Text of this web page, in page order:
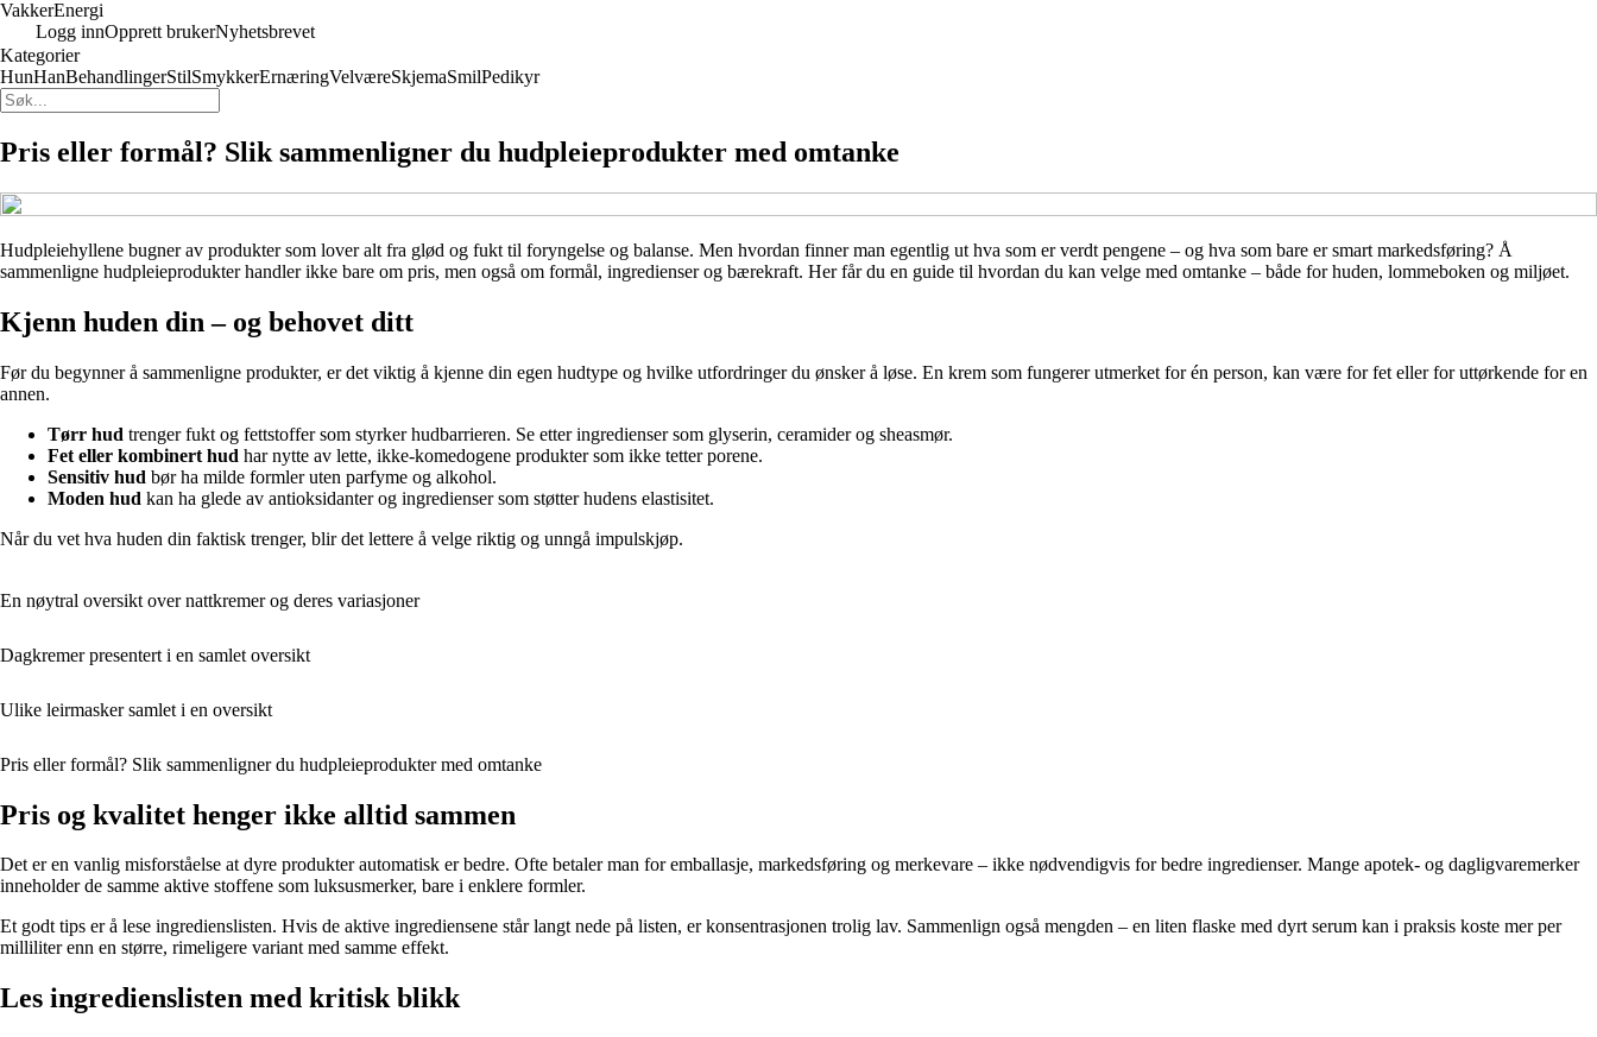
VakkerEnergi
Logg innOpprett brukerNyhetsbrevet
Kategorier
HunHanBehandlingerStilSmykkerErnæringVelværeSkjemaSmilPedikyr
Pris eller formål? Slik sammenligner du hudpleieprodukter med omtanke
Hudpleiehyllene bugner av produkter som lover alt fra glød og fukt til foryngelse og balanse. Men hvordan finner man egentlig ut hva som er verdt pengene – og hva som bare er smart markedsføring? Å
sammenligne hudpleieprodukter handler ikke bare om pris, men også om formål, ingredienser og bærekraft. Her får du en guide til hvordan du kan velge med omtanke – både for huden, lommeboken og miljøet.
Kjenn huden din – og behovet ditt
Før du begynner å sammenligne produkter, er det viktig å kjenne din egen hudtype og hvilke utfordringer du ønsker å løse. En krem som fungerer utmerket for én person, kan være for fet eller for uttørkende for en
annen.
Tørr hud trenger fukt og fettstoffer som styrker hudbarrieren. Se etter ingredienser som glyserin, ceramider og sheasmør.
Fet eller kombinert hud har nytte av lette, ikke-komedogene produkter som ikke tetter porene.
Sensitiv hud bør ha milde formler uten parfyme og alkohol.
Moden hud kan ha glede av antioksidanter og ingredienser som støtter hudens elastisitet.
Når du vet hva huden din faktisk trenger, blir det lettere å velge riktig og unngå impulskjøp.
En nøytral oversikt over nattkremer og deres variasjoner
Dagkremer presentert i en samlet oversikt
Ulike leirmasker samlet i en oversikt
Pris eller formål? Slik sammenligner du hudpleieprodukter med omtanke
Pris og kvalitet henger ikke alltid sammen
Det er en vanlig misforståelse at dyre produkter automatisk er bedre. Ofte betaler man for emballasje, markedsføring og merkevare – ikke nødvendigvis for bedre ingredienser. Mange apotek- og dagligvaremerker
inneholder de samme aktive stoffene som luksusmerker, bare i enklere formler.
Et godt tips er å lese ingredienslisten. Hvis de aktive ingrediensene står langt nede på listen, er konsentrasjonen trolig lav. Sammenlign også mengden – en liten flaske med dyrt serum kan i praksis koste mer per
milliliter enn en større, rimeligere variant med samme effekt.
Les ingredienslisten med kritisk blikk